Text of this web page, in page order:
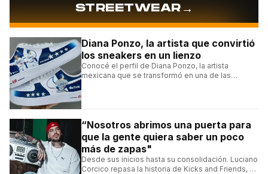
STREETWEAR→
Diana Ponzo, la artista que convirtió
los sneakers en un lienzo
Conocé el perfil de Diana Ponzo, la artista
mexicana que se transformó en una de las
“Nosotros abrimos una puerta para
que la gente quiera saber un poco
más de zapas"
Desde sus inicios hasta su consolidación. Luciano
Corcico repasa la historia de Kicks and Friends, el